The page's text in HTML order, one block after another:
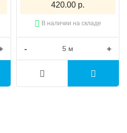
420.00 р.
В наличии на складе
- +